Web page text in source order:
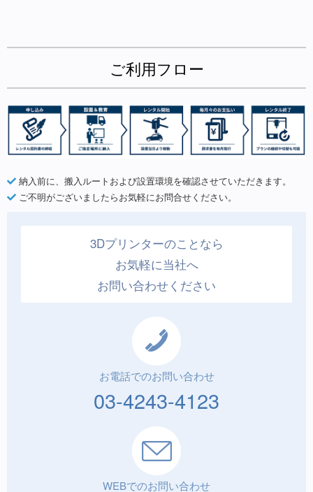
ご利用フロー
納入前に、搬入ルートおよび設置環境を確認させていただきます。
ご不明がございましたらお気軽にお問合せください。
3Dプリンターのことなら
お気軽に当社へ
お問い合わせください
お電話でのお問い合わせ
03-4243-4123
WEBでのお問い合わせ